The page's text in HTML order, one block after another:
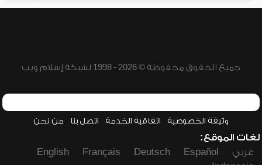
جميع الحقوق محفوظة © 2026 - 1998 لشبكة إسلام ويب
وثيقة الخصوصية اتفاقية الخدمة اتصل بنا من نحن
لغات الموقع:
عربي
Español
Deutsch
Français
English